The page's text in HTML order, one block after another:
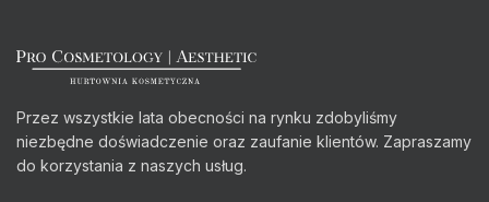
Przez wszystkie lata obecności na rynku zdobyliśmy
niezbędne doświadczenie oraz zaufanie klientów. Zapraszamy
do korzystania z naszych usług.